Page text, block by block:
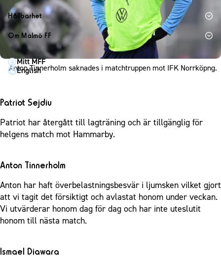
Ledarstab
Fotbollsnätverket
P19
F19
P17
F17
Klubbstolar
Partner dam
Erics Bar & Restaurang
Matchdag på Eleda Stadion
MFF-museet & rundvandringar
1910 Event
Fest & Event
Konferens
Möte
Mässa
Julshow
Inspiration
Vanliga frågor om 1910 Event
Hållbarhet
Hållbarhet
Himmelsblå framtid – en match för miljön
MFF i samhället
Himmelsblå Tillsammans
Karriärakademin
Grundskolefotboll mot rasismer
Om Malmö FF
Om Malmö FF
Kontakt
Historik – herrlaget
Närstående organisationer
Personuppgiftspolicy
Mitt MFF
English
Anton Tinnerholm saknades i matchtruppen mot IFK Norrköpng.
Patriot Sejdiu
Patriot har återgått till lagträning och är tillgänglig för
helgens match mot Hammarby.
Anton Tinnerholm
Anton har haft överbelastningsbesvär i ljumsken vilket gjort
att vi tagit det försiktigt och avlastat honom under veckan.
Vi utvärderar honom dag för dag och har inte uteslutit
honom till nästa match.
Ismael Diawara